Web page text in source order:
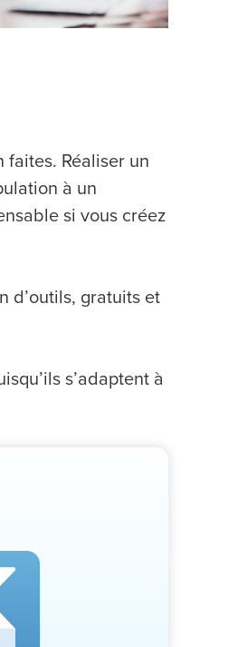
Réaliser un
à un
si vous créez
d’outils, gratuits et
s’adaptent à